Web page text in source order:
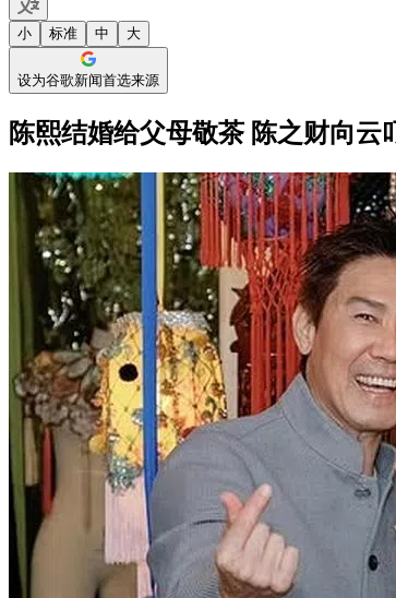
小 标准 中 大
设为谷歌新闻首选来源
陈熙结婚给父母敬茶 陈之财向云